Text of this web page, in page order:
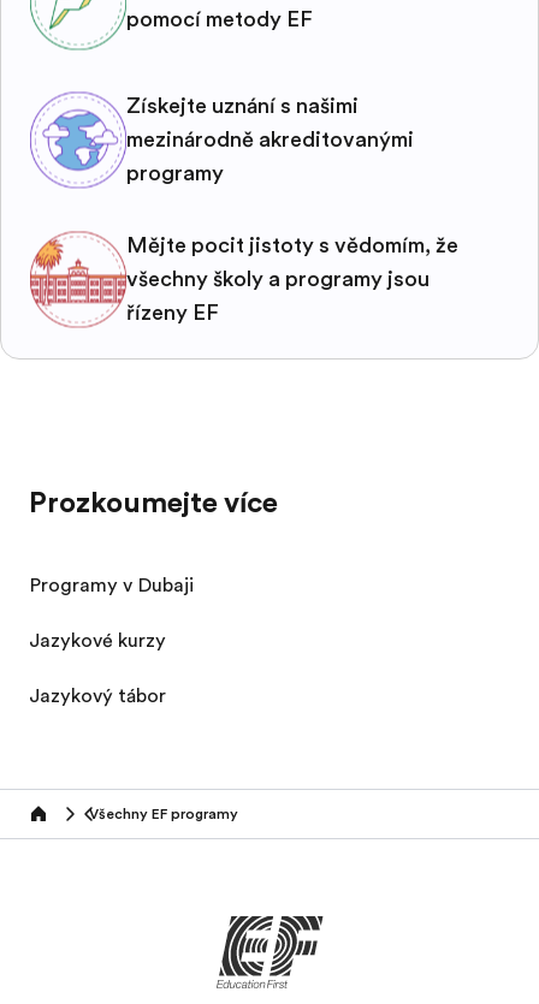
pomocí metody EF
Získejte uznání s našimi
mezinárodně akreditovanými
programy
Mějte pocit jistoty s vědomím, že
všechny školy a programy jsou
řízeny EF
Prozkoumejte více
Programy v Dubaji
Jazykové kurzy
Jazykový tábor
home Všechny EF programy